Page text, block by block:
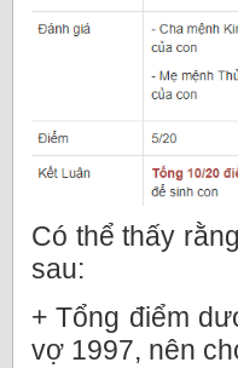
Có thể thấy
sau:
+ Tổng điểm
vợ 1997, nên